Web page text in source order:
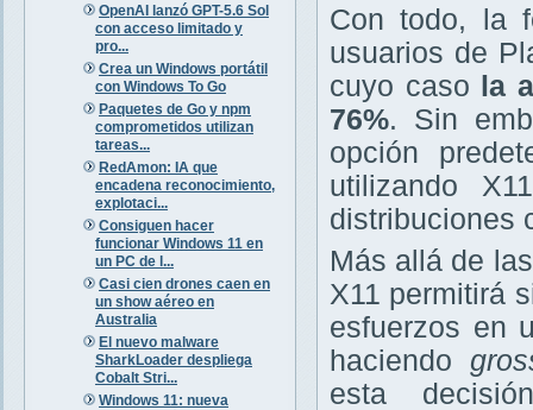
OpenAI lanzó GPT-5.6 Sol
con acceso limitado y
pro...
Crea un Windows portátil
con Windows To Go
Paquetes de Go y npm
comprometidos utilizan
tareas...
RedAmon: IA que
encadena reconocimiento,
explotaci...
Consiguen hacer
funcionar Windows 11 en
un PC de l...
Casi cien drones caen en
un show aéreo en
Australia
El nuevo malware
SharkLoader despliega
Cobalt Stri...
Windows 11: nueva
Con todo, la
usuarios de
cuyo caso
la
76%. Sin
opción
utilizando
distribuciones
Más allá de
X11 permitirá
esfuerzos en
haciendo
esta